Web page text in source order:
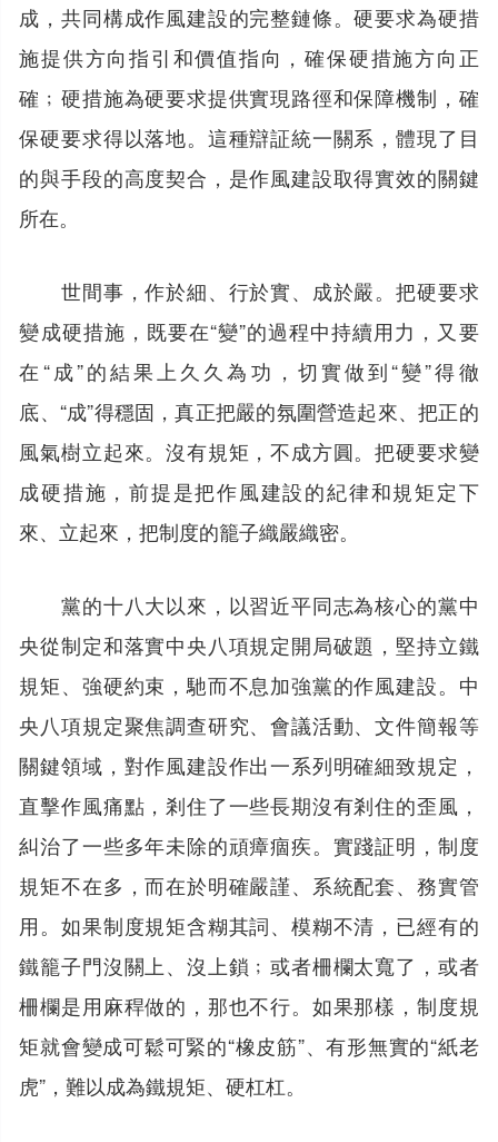
成，共同構成作風建設的完整鏈條。硬要求為硬措
施提供方向指引和價值指向，確保硬措施方向正
確﹔硬措施為硬要求提供實現路徑和保障機制，確
保硬要求得以落地。這種辯証統一關系，體現了目
的與手段的高度契合，是作風建設取得實效的關鍵
所在。
世間事，作於細、行於實、成於嚴。把硬要求
變成硬措施，既要在“變”的過程中持續用力，又要
在“成”的結果上久久為功，切實做到“變”得徹
底、“成”得穩固，真正把嚴的氛圍營造起來、把正的
風氣樹立起來。沒有規矩，不成方圓。把硬要求變
成硬措施，前提是把作風建設的紀律和規矩定下
來、立起來，把制度的籠子織嚴織密。
黨的十八大以來，以習近平同志為核心的黨中
央從制定和落實中央八項規定開局破題，堅持立鐵
規矩、強硬約束，馳而不息加強黨的作風建設。中
央八項規定聚焦調查研究、會議活動、文件簡報等
關鍵領域，對作風建設作出一系列明確細致規定，
直擊作風痛點，剎住了一些長期沒有剎住的歪風，
糾治了一些多年未除的頑瘴痼疾。實踐証明，制度
規矩不在多，而在於明確嚴謹、系統配套、務實管
用。如果制度規矩含糊其詞、模糊不清，已經有的
鐵籠子門沒關上、沒上鎖﹔或者柵欄太寬了，或者
柵欄是用麻稈做的，那也不行。如果那樣，制度規
矩就會變成可鬆可緊的“橡皮筋”、有形無實的“紙老
虎”，難以成為鐵規矩、硬杠杠。